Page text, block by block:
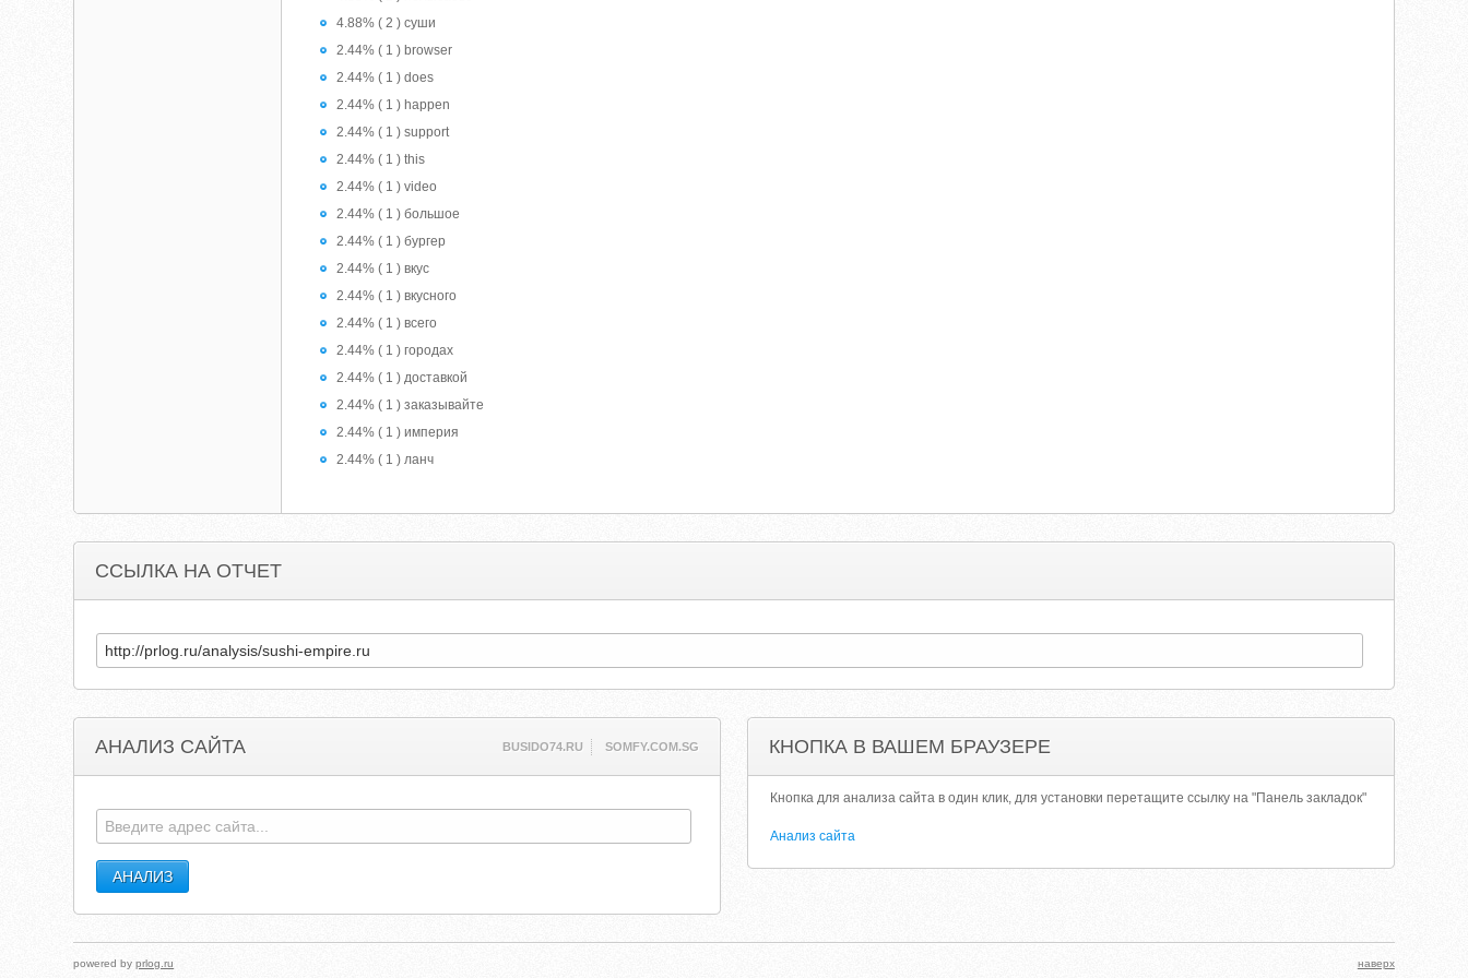
4.88% ( 2 ) суши
2.44% ( 1 ) browser
2.44% ( 1 ) does
2.44% ( 1 ) happen
2.44% ( 1 ) support
2.44% ( 1 ) this
2.44% ( 1 ) video
2.44% ( 1 ) большое
2.44% ( 1 ) бургер
2.44% ( 1 ) вкус
2.44% ( 1 ) вкусного
2.44% ( 1 ) всего
2.44% ( 1 ) городах
2.44% ( 1 ) доставкой
2.44% ( 1 ) заказывайте
2.44% ( 1 ) империя
2.44% ( 1 ) ланч
ССЫЛКА НА ОТЧЕТ
АНАЛИЗ САЙТА BUSIDO74.RU SOMFY.COM.SG КНОПКА В ВАШЕМ БРАУЗЕРЕ
Кнопка для анализа сайта в один клик, для установки перетащите ссылку на "Панель закладок"
Анализ сайта
powered byprlog.ru наверх